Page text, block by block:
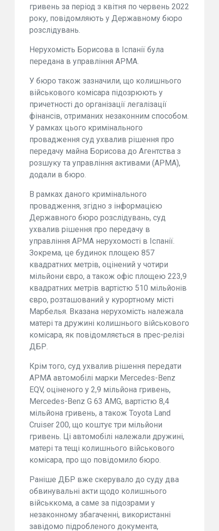
гривень за період з квітня по червень 2022
року, повідомляють у Державному бюро
розслідувань.
Нерухомість Борисова в Іспанії була
передана в управління АРМА.
У бюро також зазначили, що колишнього
військового комісара підозрюють у
причетності до організації легалізації
фінансів, отриманих незаконним способом.
У рамках цього кримінального
провадження суд ухвалив рішення про
передачу майна Борисова до Агентства з
розшуку та управління активами (АРМА),
додали в бюро.
В рамках даного кримінального
провадження, згідно з інформацією
Державного бюро розслідувань, суд
ухвалив рішення про передачу в
управління АРМА нерухомості в Іспанії.
Зокрема, це будинок площею 857
квадратних метрів, оцінений у чотири
мільйони євро, а також офіс площею 223,9
квадратних метрів вартістю 510 мільйонів
євро, розташований у курортному місті
Марбелья. Вказана нерухомість належала
матері та дружині колишнього військового
комісара, як повідомляється в прес-релізі
ДБР.
Крім того, суд ухвалив рішення передати
АРМА автомобілі марки Mercedes-Benz
EQV, оціненого у 2,9 мільйона гривень,
Mercedes-Benz G 63 AMG, вартістю 8,4
мільйона гривень, а також Toyota Land
Cruiser 200, що коштує три мільйони
гривень. Ці автомобілі належали дружині,
матері та тещі колишнього військового
комісара, про що повідомило бюро.
Раніше ДБР вже скерувало до суду два
обвинувальні акти щодо колишнього
військкома, а саме за підозрами у
незаконному збагаченні, використанні
завідомо підробленого документа,